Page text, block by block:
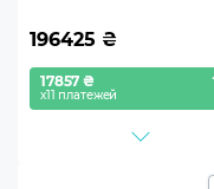
196425 ₴
17857 ₴
х11 платежей